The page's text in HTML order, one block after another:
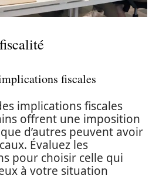
fiscales
implications fiscales
offrent une imposition
d’autres peuvent avoir
Évaluez les
pour choisir celle qui
à votre situation